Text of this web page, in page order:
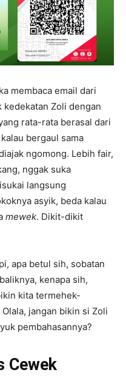
membaca email dari
kedekatan Zoli dengan
rata-rata berasal dari
bergaul sama
ngomong. Lebih fair,
nggak suka
langsung
asyik, beda kalau
mewek. Dikit-dikit
apa betul sih, sobatan
kenapa sih,
kita termehek-
Olala, jangan bikin si Zoli
pembahasannya?
Cewek